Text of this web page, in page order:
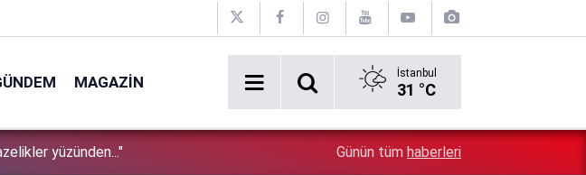
MAGAZIN İstanbul
31 °C
Belediye Başkanı
Orta Doğu'da tarihi adım: Türkiye, Suudi Arabistan ve
anlaşmasını imzaladı!
Günün tüm haberleri